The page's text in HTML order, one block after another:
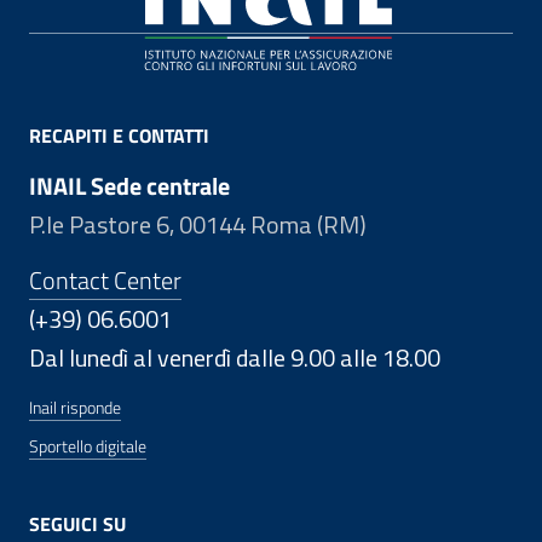
RECAPITI E CONTATTI
INAIL Sede centrale
P.le Pastore 6, 00144 Roma (RM)
Contact Center
(+39) 06.6001
Dal lunedì al venerdì dalle 9.00 alle 18.00
Inail risponde
Sportello digitale
SEGUICI SU